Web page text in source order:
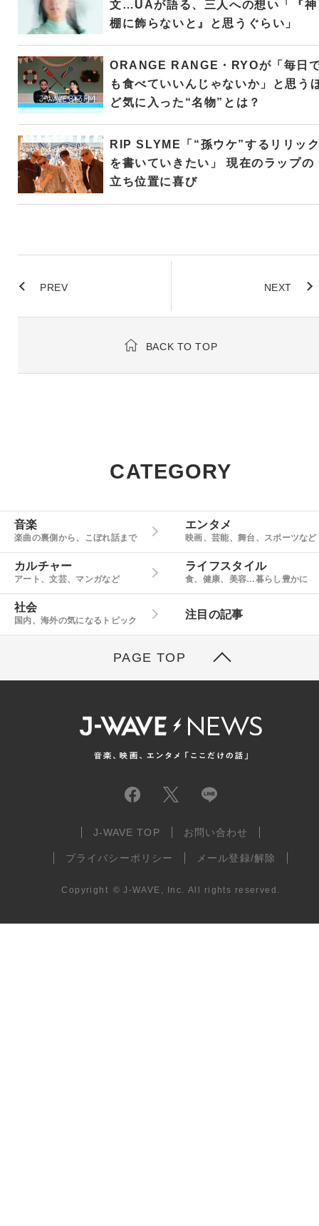
文…UAが語る、三人への想い「『神
棚に飾らないと』と思うぐらい」
ORANGE RANGE・RYOが「毎日
も食べていいんじゃないか」と思う
ど気に入った“名物”とは？
RIP SLYME「“孫ウケ”するリリッ
を書いていきたい」 現在のラップの
立ち位置に喜び
PREV NEXT
BACK TO TOP
CATEGORY
音楽
楽曲の裏側から、こぼれ話まで
エンタメ
映画、芸能、舞台、スポーツなど
カルチャー
アート、文芸、マンガなど
ライフスタイル
食、健康、美容…暮らし豊かに
社会
国内、海外の気になるトピック
注目の記事
PAGE TOP
J-WAVE TOP お問い合わせ
プライバシーポリシー メール登録/解除
Copyright © J-WAVE, Inc. All rights reserved.